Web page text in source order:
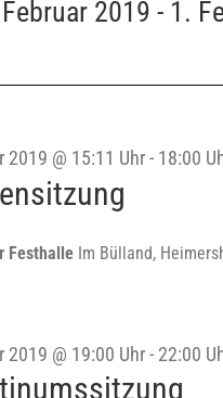
2019 - 1.
2019 @ 15:11 Uhr - 18:00
Festhalle Im Bülland,
2019 @ 19:00 Uhr - 22:00